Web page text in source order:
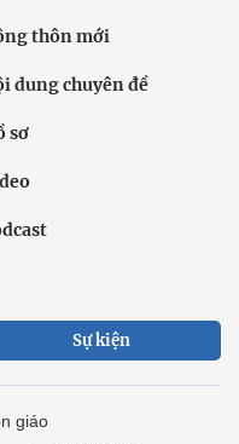
thôn mới
dung chuyên đề
sơ
Sự kiện
giáo